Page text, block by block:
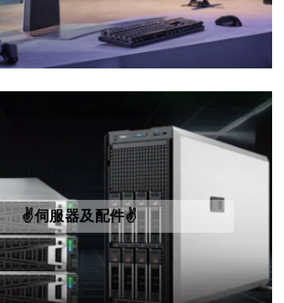
✌️伺服器及配件✌️